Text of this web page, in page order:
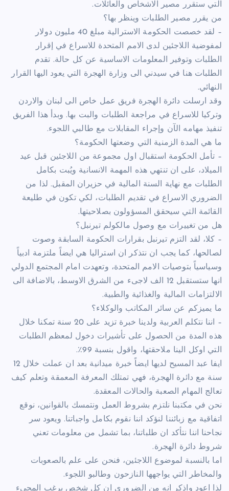
التي ستقرر مصير الاشخاص والعائلات.
من يقرر مصير الطلبات وينظر بها؟
– لقد خصصت الحكومة الاسترالية مبلغ 40 مليون دولار
لمفوضية اللاجئين لدى الامم المتحدة للاسراع في إقرار
الطلبات وتوفير المعلومات الاساسية عن كل حالة. تقدم
الطلبات هنا في سيدني الى وزارة الهجرة التي يعود اليها القرار
النهائي.
وقد ارسلت دائرة الهجرة فريق عمل خاص الى لبنان والاردن
وتركيا للاسراع في مراجعة الطلبات والبت بها. وبدأ هذا الفريق
تنفيذ مهامه الآن وإجراء المقابلات مع طالبي اللجوء.
ما هي المدة الزمنية التي وضعتها الحكومة؟
– تأمل الحكومة استقبال اول مجموعة من اللاجئين قبل عيد
الميلاد، على ان تنتهي هذه المهمة الانسانية ويُبت بكامل
الطلبات مع نهاية السنة المالية في حزيران المقبل. لذا من
الضروري الاسراع في تقديم الطلبات، لكي تكون في طليعة
القائمة التي سيحقق المسؤولون بصلاحيتها.
هل من تغييرات مع وصول مالكولم تيرنبل؟
– كلا، لقد التزم تيرنبل بقرارات الحكومة السابقة وصوت
لصالحها، كما يجب ان نتذكر ان استراليا هي ايضاً ملتزمة ادبياً
وسياسياً بتوصيات الامم المتحدة، وتعهدت امام المجتمع الدولي
انها ستستقبل 12 الف لاجىء من الشرق الاوسط، بالاضافة الى
الالتزامات المالية والغذائية والطبية.
ما يميزكم عن سائر المكاتب والوكلاء؟
– اننا نتكلم العربية ولدينا خبرة تزيد على 20 سنة تمكنا خلال
هذه المدة من الحصول على تأشيرات دخول لمعظم الطلبات
التي اوكل الينا ملاحقتها، واقول بنسبة 99٪.
ايفا عبد المسيح لديها ايضاً خبرة ميدانية بعد ان عملت خلال 12
سنة مع دائرة الهجرة، فهي تمتلك المعرفة المعمقة وتعلم كيف
تعالج المهام الصعبة والحالات المعقدة.
نحن في مكتبنا نلتزم بشروط العمل ونتمسك بالقوانين، نوقع
اتفاقية مع زبائننا لنؤكد اننا نقوم بكامل واجباتنا. ويعود سر
نجاحنا اننا نتأكد ان طلباتنا، بما تشمل من معلومات تعني
شروط دائرة الهجرة.
اما بالنسبة لموضوع اللاجئين، فنحن على علم بالصعوبات
والمخاطر التي يواجهها النازحون وطالبو اللجوء.
لذا اعود واذكر انه من الضروري ان كل شخص يرغب المجىء